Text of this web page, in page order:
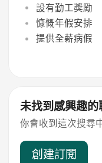
設有勤工獎勵
慷慨年假安排
提供全薪病假
未找到感興趣的
你會收到這次搜尋
創建訂閱